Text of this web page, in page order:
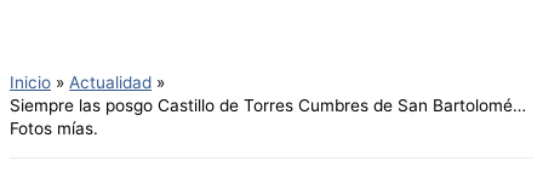
Inicio
Actualidad
Siempre las posgo Castillo de Torres Cumbres de San Bartolomé…
Fotos mías.